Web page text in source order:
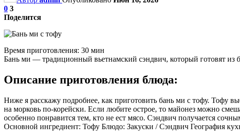
0 3
Поделится
Время приготовления: 30 мин
Бань ми — традиционный вьетнамский сэндвич, который готовят из
Описание приготовления блюда:
Ниже я расскажу подробнее, как приготовить бань ми с тофу. Тофу
на морковь по-корейски. Если любите острое, то майонез можно
особенно понравится тем, кто не ест мясо. Сэндвич получается
Основной ингредиент: Тофу Блюдо: Закуски / Сэндвич География